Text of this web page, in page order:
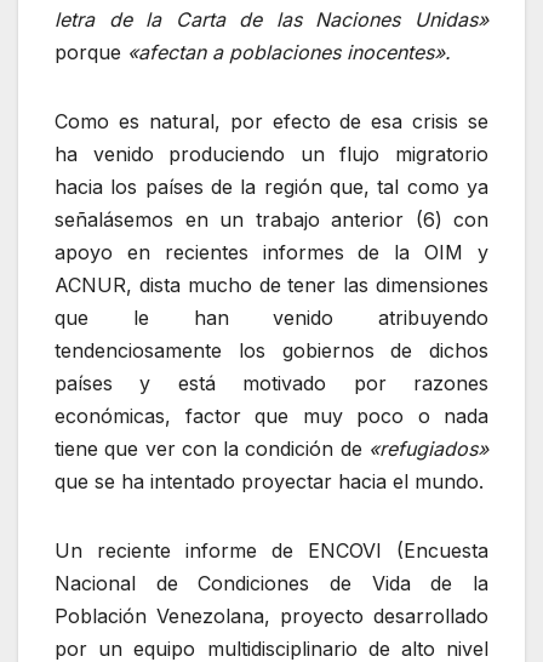
letra de la Carta de las Naciones Unidas»
porque «afectan a poblaciones inocentes».
Como es natural, por efecto de esa crisis se
ha venido produciendo un flujo migratorio
hacia los países de la región que, tal como ya
señalásemos en un trabajo anterior (6) con
apoyo en recientes informes de la OIM y
ACNUR, dista mucho de tener las dimensiones
que le han venido atribuyendo
tendenciosamente los gobiernos de dichos
países y está motivado por razones
económicas, factor que muy poco o nada
tiene que ver con la condición de «refugiados»
que se ha intentado proyectar hacia el mundo.
Un reciente informe de ENCOVI (Encuesta
Nacional de Condiciones de Vida de la
Población Venezolana, proyecto desarrollado
por un equipo multidisciplinario de alto nivel